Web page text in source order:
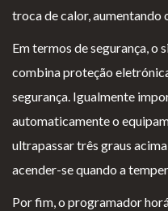
troca de calor, aumentando
Em termos de segurança, o
combina proteção
segurança. Igualmente
automaticamente o
ultrapassar três graus
acender-se quando a
Por fim, o programador